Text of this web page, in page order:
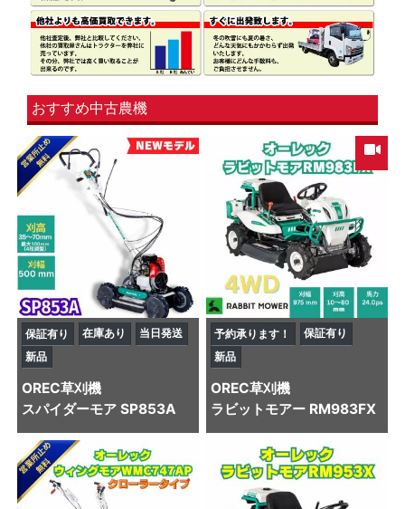
おすすめ中古農機
保証有り 在庫あり
当日発送
新品
OREC草刈機
スパイダーモア SP853A
予約承ります！
保証有り
新品
OREC草刈機
ラビットモアー RM983FX